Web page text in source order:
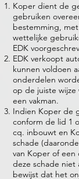
Koper dient de
gebruiken
bestemming,
wettelijke
EDK
EDK verkoopt
kunnen voldoen
onderdelen
op de juiste
een vakman.
Indien Koper de
conform de lid 1
cq. inbouwt en
schade
van Koper of een
deze schade niet
bewijst dat het